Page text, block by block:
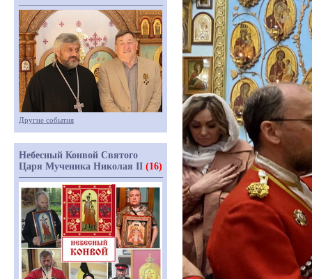
Другие события
Небесный Конвой Святого
Царя Мученика Николая II (16)